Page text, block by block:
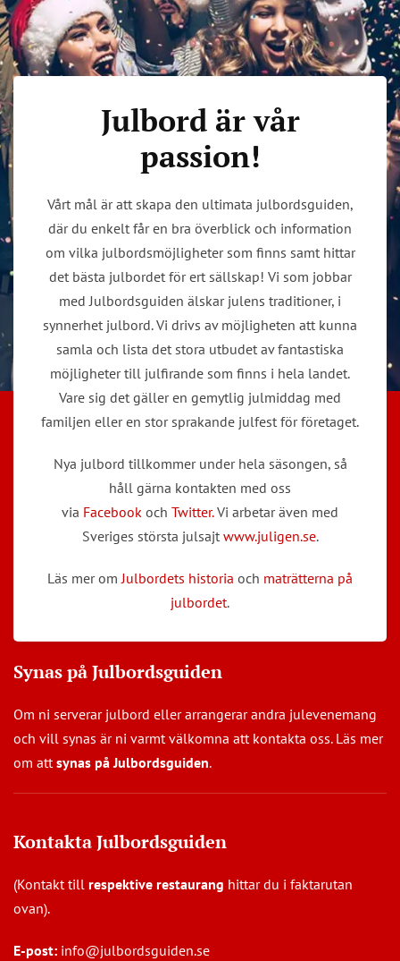
Julbord är vår
passion!
Vårt mål är att skapa den ultimata julbordsguiden,
där du enkelt får en bra överblick och information
om vilka julbordsmöjligheter som finns samt hittar
det bästa julbordet för ert sällskap! Vi som jobbar
med Julbordsguiden älskar julens traditioner, i
synnerhet julbord. Vi drivs av möjligheten att kunna
samla och lista det stora utbudet av fantastiska
möjligheter till julfirande som finns i hela landet.
Vare sig det gäller en gemytlig julmiddag med
familjen eller en stor sprakande julfest för företaget.
Nya julbord tillkommer under hela säsongen, så
håll gärna kontakten med oss
via Facebook och Twitter.Vi arbetar även med
Sveriges största julsajt www.juligen.se.
Läs mer omJulbordets historia och maträtterna på
julbordet.
Synas på Julbordsguiden
Om ni serverar julbord eller arrangerar andra julevenemang
och vill synas är ni varmt välkomna att kontakta oss. Läs mer
om attsynas på Julbordsguiden.
Kontakta Julbordsguiden
(Kontakt till respektive restaurang hittar du i faktarutan
ovan).
E-post: info@julbordsguiden.se